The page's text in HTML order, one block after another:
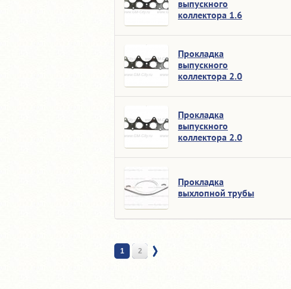
выпускного
коллектора 1.6
Прокладка
выпускного
коллектора 2.0
Прокладка
выпускного
коллектора 2.0
Прокладка
выхлопной трубы
1 2